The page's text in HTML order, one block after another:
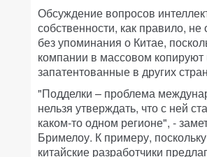
Обсуждение вопросов
собственности, как правило, не
без упоминания о Китае,
компании в массовом копируют
запатентованные в других
"Подделки – проблема
нельзя утверждать, что с ней
каком-то одном регионе", -
Бримелоу. К примеру,
китайские разработчики